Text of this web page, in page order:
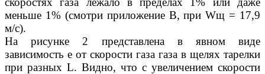
меньше 1% (смотри приложение В, при Wщ = 17,9
м/с).
На рисунке 2 представлена в явном виде
зависимость е от скорости газа газа в щелях тарелки
при разных L. Видно, что с увеличением скорости